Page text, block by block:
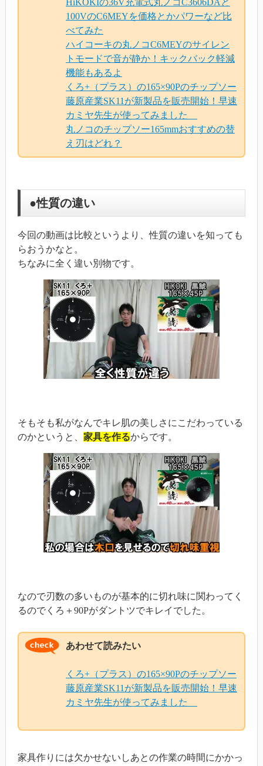
HiKOKIの36V充電式丸ノコC3606DAと
100VのC6MEYを価格とかパワーなど比
べてみた
ハイコーキの丸ノコC6MEYのサイレン
トモードで音が静か！キックバック軽減
機能もあるよ
くろ+（プラス）の165×90Pのチップソー
藤原産業SK11が新製品を販売開始！早速
カミヤ先生が使ってみました
丸ノコのチップソー165mmおすすめの替
え刃はどれ？
●性質の違い
今回の動画は比較というより、性質の違いを知っても
らおうかなと。
ちなみに全く違い別物です。
そもそも私がなんでキレ肌の美しさにこだわっている
のかというと、 家具を作るからです。
なので刃数の多いものが基本的に切れ味に関わってく
るのでくろ＋90Pがダントツでキレイでした。
あわせて読みたい
くろ+（プラス）の165×90Pのチップソー
藤原産業SK11が新製品を販売開始！早速
カミヤ先生が使ってみました
家具作りには欠かせないしあとの作業の時間にかかっ